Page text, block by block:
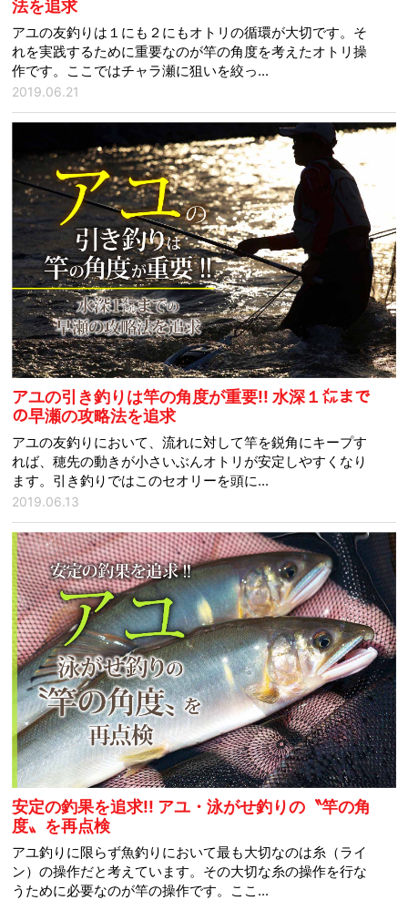
法を追求
アユの友釣りは１にも２にもオトリの循環が大切です。そ
れを実践するために重要なのが竿の角度を考えたオトリ操
作です。ここではチャラ瀬に狙いを絞っ...
2019.06.21
アユの引き釣りは竿の角度が重要!! 水深１㍍まで
の早瀬の攻略法を追求
アユの友釣りにおいて、流れに対して竿を鋭角にキープす
れば、穂先の動きが小さいぶんオトリが安定しやすくなり
ます。引き釣りではこのセオリーを頭に...
2019.06.13
安定の釣果を追求!! アユ・泳がせ釣りの〝竿の角
度〟を再点検
アユ釣りに限らず魚釣りにおいて最も大切なのは糸（ライ
ン）の操作だと考えています。その大切な糸の操作を行な
うために必要なのが竿の操作です。ここ...